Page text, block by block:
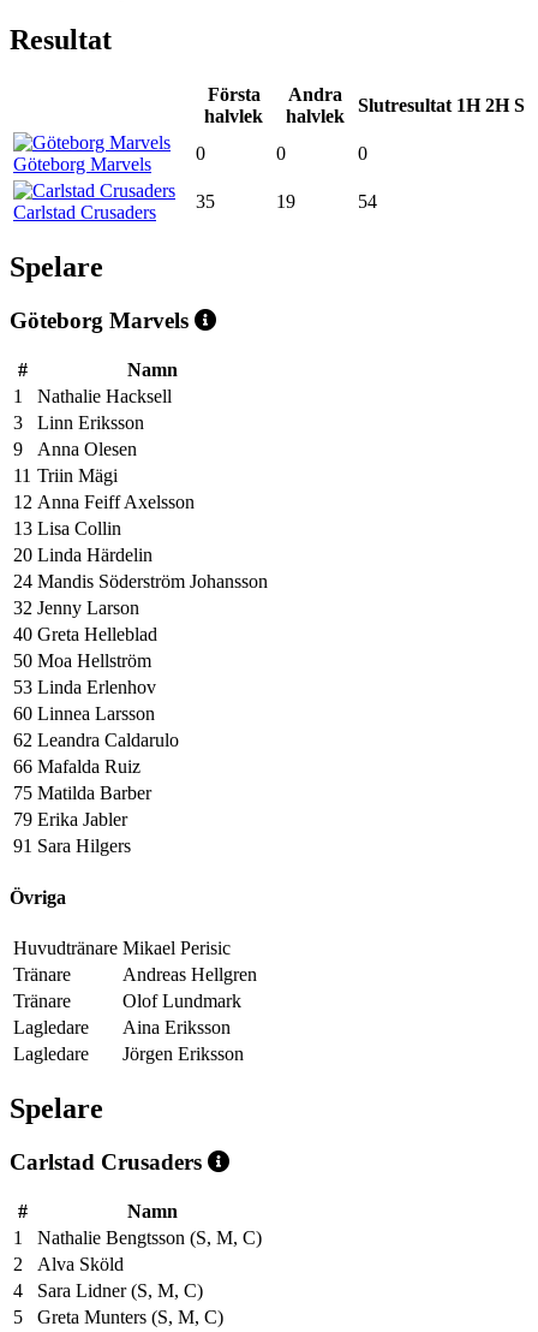
Resultat
Första
halvlek
Andra
halvlek
Slutresultat 1H 2H S
Göteborg Marvels
0 0 0
Carlstad Crusaders
35 19 54
Spelare
Göteborg Marvels
#
Namn
1
Nathalie Hacksell
3
Linn Eriksson
9
Anna Olesen
11 Triin Mägi
12 Anna Feiff Axelsson
13 Lisa Collin
20 Linda Härdelin
24 Mandis Söderström Johansson
32 Jenny Larson
40 Greta Helleblad
50 Moa Hellström
53 Linda Erlenhov
60 Linnea Larsson
62 Leandra Caldarulo
66 Mafalda Ruiz
75 Matilda Barber
79 Erika Jabler
91 Sara Hilgers
Övriga
Huvudtränare Mikael Perisic
Tränare
Andreas Hellgren
Tränare
Olof Lundmark
Lagledare
Aina Eriksson
Lagledare
Jörgen Eriksson
Spelare
Carlstad Crusaders
#
Namn
1
Nathalie Bengtsson (S, M, C)
2
Alva Sköld
4
Sara Lidner (S, M, C)
5
Greta Munters (S, M, C)